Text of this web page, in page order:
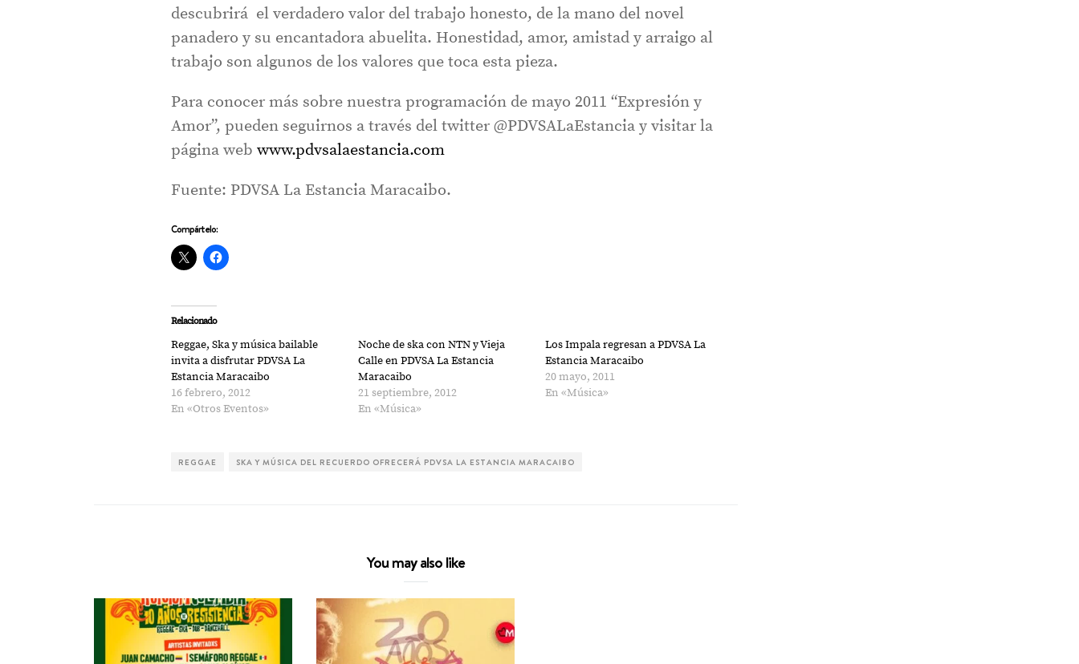
descubrirá el verdadero valor del trabajo honesto, de la mano del novel
panadero y su encantadora abuelita. Honestidad, amor, amistad y arraigo al
trabajo son algunos de los valores que toca esta pieza.
Para conocer más sobre nuestra programación de mayo 2011 “Expresión y
Amor”, pueden seguirnos a través del twitter @PDVSALaEstancia y visitar la
página webwww.pdvsalaestancia.com
Fuente: PDVSA La Estancia Maracaibo.
Compártelo:
Relacionado
Reggae, Ska y música bailable
invita a disfrutar PDVSA La
Estancia Maracaibo
16 febrero, 2012
En «Otros Eventos»
Noche de ska con NTN y Vieja
Calle en PDVSA La Estancia
Maracaibo
21 septiembre, 2012
En «Música»
Los Impala regresan a PDVSA La
Estancia Maracaibo
20 mayo, 2011
En «Música»
REGGAE SKA Y MÚSICA DEL RECUERDO OFRECERÁ PDVSA LA ESTANCIA MARACAIBO
You may also like